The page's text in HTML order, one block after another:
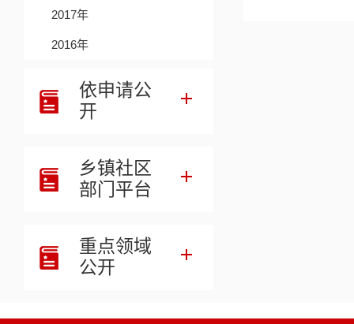
2017年
2016年
依申请公
开
乡镇社区
部门平台
重点领域
公开